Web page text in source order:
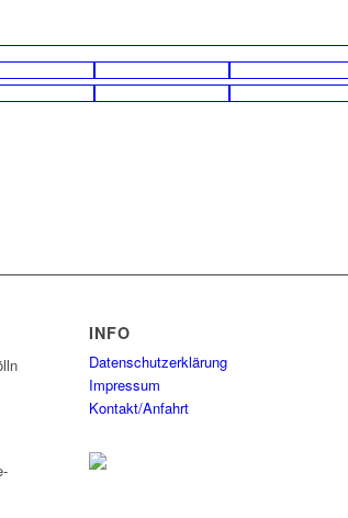
INFO
Datenschutzerklärung
Impressum
Kontakt/Anfahrt